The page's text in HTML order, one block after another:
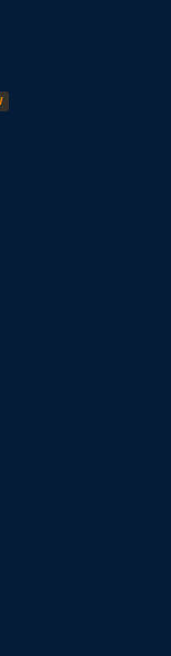
questions sur les
CET ARTICLE